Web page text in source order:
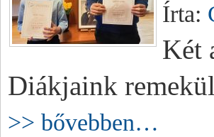
Írta:
Két
Diákjaink
>> bővebben…